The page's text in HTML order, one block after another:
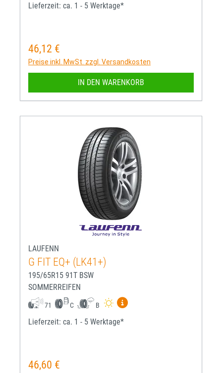
Lieferzeit: ca. 1 - 5 Werktage*
Regulärer Preis:
46,12 €
Preise inkl. MwSt. zzgl. Versandkosten
IN DEN WARENKORB
LAUFENN
G FIT EQ+ (LK41+)
195/65R15 91T BSW
SOMMERREIFEN
71 C B
Mehr Informationen zum
Lieferzeit: ca. 1 - 5 Werktage*
Regulärer Preis:
46,60 €